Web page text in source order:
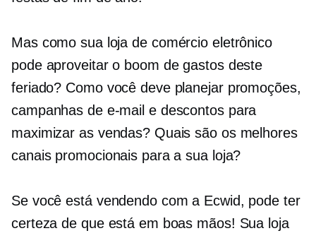
Mas como sua loja de comércio eletrônico
pode aproveitar o boom de gastos deste
feriado? Como você deve planejar promoções,
campanhas de e-mail e descontos para
maximizar as vendas? Quais são os melhores
canais promocionais para a sua loja?
Se você está vendendo com a Ecwid, pode ter
certeza de que está em boas mãos! Sua loja